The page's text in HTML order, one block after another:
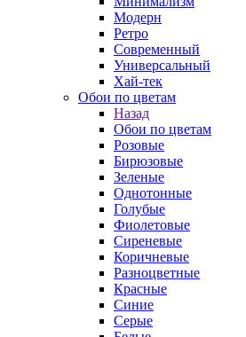
Модерн
Ретро
Современный
Универсальный
Хай-тек
Обои по цветам
Назад
Обои по цветам
Розовые
Бирюзовые
Зеленые
Однотонные
Голубые
Фиолетовые
Сиреневые
Коричневые
Разноцветные
Красные
Синие
Серые